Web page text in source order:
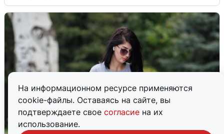
На информационном ресурсе применяются
cookie-файлы. Оставаясь на сайте, вы
подтверждаете свое согласие на их
использование.